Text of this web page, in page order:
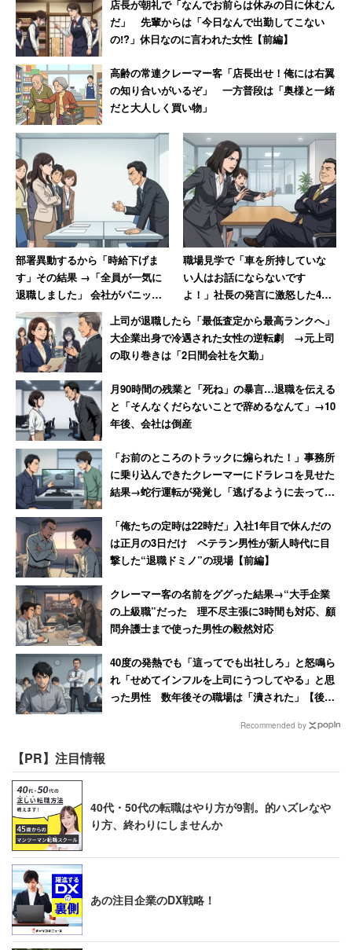
店長が朝礼で「なんでお前らは休みの日に休むん
だ」 先輩からは「今日なんで出勤してこない
の!?」休日なのに言われた女性【前編】
高齢の常連クレーマー客「店長出せ！俺には右翼
の知り合いがいるぞ」 一方普段は「奥様と一緒
だと大人しく買い物」
部署異動するから「時給下げま
す」その結果 →「全員が一気に
退職しました」 会社がパニック
に陥った話
職場見学で「車を所持していな
い人はお話にならないです
よ！」社長の発言に激怒した40
代女性「お言葉ですが」と猛抗
議して辞退
上司が退職したら「最低査定から最高ランクへ」
大企業出身で冷遇された女性の逆転劇 →元上司
の取り巻きは「2日間会社を欠勤」
月90時間の残業と「死ね」の暴言…退職を伝える
と「そんなくだらないことで辞めるなんて」→10
年後、会社は倒産
「お前のところのトラックに煽られた！」事務所
に乗り込んできたクレーマーにドラレコを見せた
結果→蛇行運転が発覚し「逃げるように去ってい
「俺たちの定時は22時だ」入社1年目で休んだの
は正月の3日だけ ベテラン男性が新人時代に目
撃した“退職ドミノ”の現場【前編】
クレーマー客の名前をググった結果→“大手企業
の上級職”だった 理不尽主張に3時間も対応、顧
問弁護士まで使った男性の毅然対応
40度の発熱でも「這ってでも出社しろ」と怒鳴ら
れ「せめてインフルを上司にうつしてやる」と思
った男性 数年後その職場は「潰された」【後
Recommended by
【PR】注目情報
40代・50代の転職はやり方が9割。的ハズレなや
り方、終わりにしませんか
あの注目企業のDX戦略！